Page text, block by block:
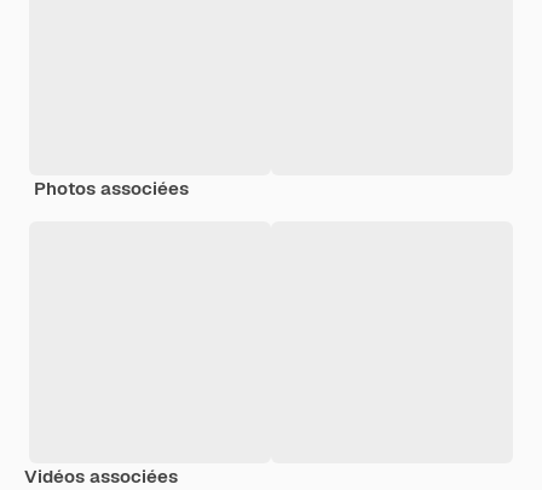
Photos associées
Vidéos associées